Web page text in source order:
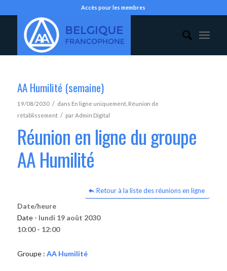
Accès pour les membres
AA Humilité (semaine)
19/08/2030 / dans En ligne uniquement, Réunion de
rétablissement / parAdmin Digital
Réunion en ligne du groupe
AA Humilité
Retour à la liste des réunions en ligne
Date/heure
Date - lundi 19 août 2030
10:00 - 12:00
Groupe : AA Humilité